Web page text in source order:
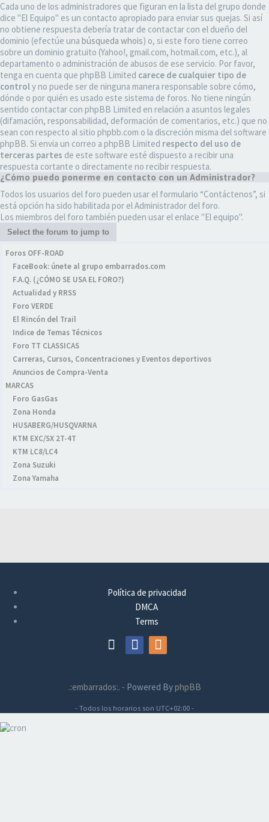
Cada uno de los administradores que figuran en la lista del grupo donde
dice "El Equipo" es un contacto apropiado para enviar sus quejas. Si así
no obtiene respuesta debería tratar de contactar con el dueño del
dominio (efectúe una búsqueda whois) o, si este foro tiene correo
sobre un dominio gratuito (Yahoo!, gmail.com, hotmail.com, etc.), al
departamento o administración de abusos de ese servicio. Por favor,
tenga en cuenta que phpBB Limited carece de cualquier tipo de
controly no puede ser de ninguna manera responsable sobre cómo,
dónde o por quién es usado este sistema de foros. No tiene ningún
sentido contactar con phpBB Limited en relación a asuntos legales
(difamación, responsabilidad, deformación de comentarios, etc.) que no
sean con respecto al sitio phpbb.com o la discreción misma del software
phpBB. Si envia un correo a phpBB Limited respecto del uso de
terceras partes de este software esté dispuesto a recibir una
respuesta cortante o directamente no recibir respuesta.
¿Cómo puedo ponerme en contacto con un Administrador?
Todos los usuarios del foro pueden usar el formulario “Contáctenos”, si
está opción ha sido habilitada por el Administrador del foro.
Los miembros del foro también pueden usar el enlace "El equipo".
Select the forum to jump to
Foros OFF-ROAD
FaceBook: únete al grupo embarrados.com
F.A.Q. (¿CÓMO SE USA EL FORO?)
Actualidad y RRSS
Foro VERDE
El Rincón del Trail
Indice de Temas Técnicos
Foro TT CLASSICAS
Carreras, Cursos, Concentraciones y Eventos deportivos
Anuncios de Compra-Venta
MARCAS
Foro GasGas
Zona Honda
HUSABERG/HUSQVARNA
KTM EXC/SX 2T-4T
KTM LC8/LC4
Zona Suzuki
Zona Yamaha
Política de privacidad
DMCA
Terms
.:embarrados:. - Powered ByphpBB
- Todos los horarios son UTC+02:00 -